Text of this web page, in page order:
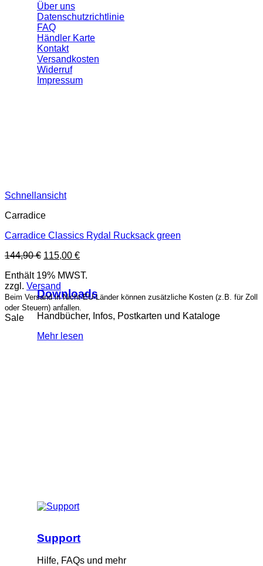
Über uns
Datenschutzrichtlinie
FAQ
Händler Karte
Kontakt
Versandkosten
Widerruf
Impressum
Downloads
Handbücher, Infos, Postkarten und Kataloge
Mehr lesen
Support
Hilfe, FAQs und mehr
Schnellansicht
Carradice
Carradice Classics Rydal Rucksack green
144,90€ Ursprünglicher
war:
144,90 €
115,00 €Aktueller
ist:
Enthält 19% MWST.
zzgl. Versand
Beim Versand in Nicht-EU-Länder können zusätzliche Kosten (z.B. für Zoll
oder Steuern) anfallen.
Sale